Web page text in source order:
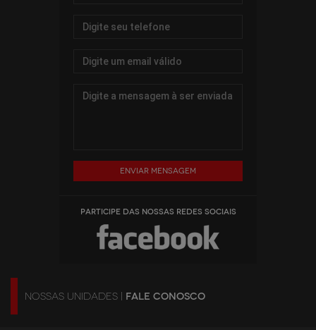
Enviar mensagem
PARTICIPE DAS NOSSAS REDES SOCIAIS
NOSSAS UNIDADES | FALE CONOSCO